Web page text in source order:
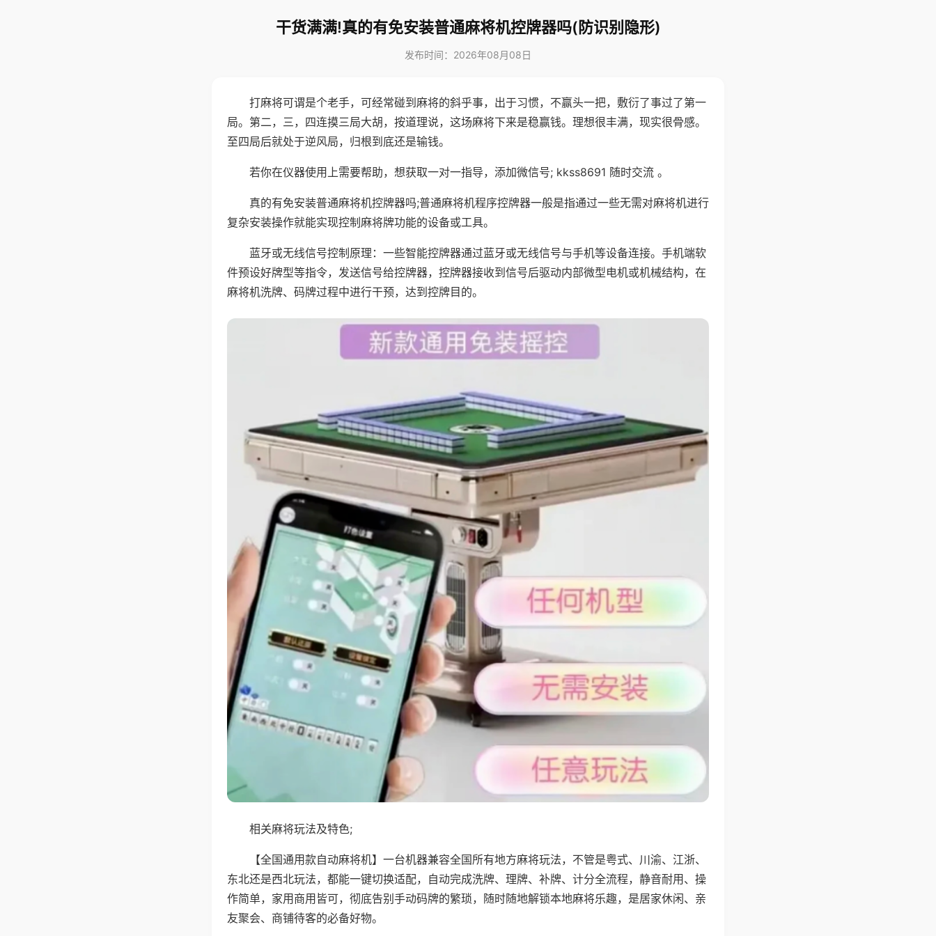
干货满满!真的有免安装普通麻将机控牌器吗(防识别隐形)
发布时间：2026年08月08日
打麻将可谓是个老手，可经常碰到麻将的斜乎事，出于习惯，不赢头一把，敷衍了事过了第一
局。第二，三，四连摸三局大胡，按道理说，这场麻将下来是稳赢钱。理想很丰满，现实很骨感。
至四局后就处于逆风局，归根到底还是输钱。
若你在仪器使用上需要帮助，想获取一对一指导，添加微信号; kkss8691 随时交流 。
真的有免安装普通麻将机控牌器吗;普通麻将机程序控牌器一般是指通过一些无需对麻将机进行
复杂安装操作就能实现控制麻将牌功能的设备或工具。
蓝牙或无线信号控制原理：一些智能控牌器通过蓝牙或无线信号与手机等设备连接。手机端软
件预设好牌型等指令，发送信号给控牌器，控牌器接收到信号后驱动内部微型电机或机械结构，在
麻将机洗牌、码牌过程中进行干预，达到控牌目的。
相关麻将玩法及特色;
【全国通用款自动麻将机】一台机器兼容全国所有地方麻将玩法，不管是粤式、川渝、江浙、
东北还是西北玩法，都能一键切换适配，自动完成洗牌、理牌、补牌、计分全流程，静音耐用、操
作简单，家用商用皆可，彻底告别手动码牌的繁琐，随时随地解锁本地麻将乐趣，是居家休闲、亲
友聚会、商铺待客的必备好物。